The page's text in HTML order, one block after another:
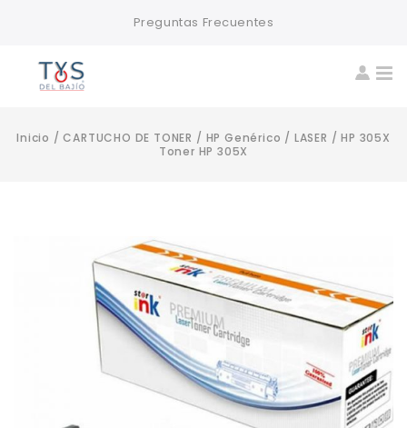
Preguntas Frecuentes
Inicio /CARTUCHO DE TONER / HP Genérico / LASER /HP 305X
Toner HP 305X